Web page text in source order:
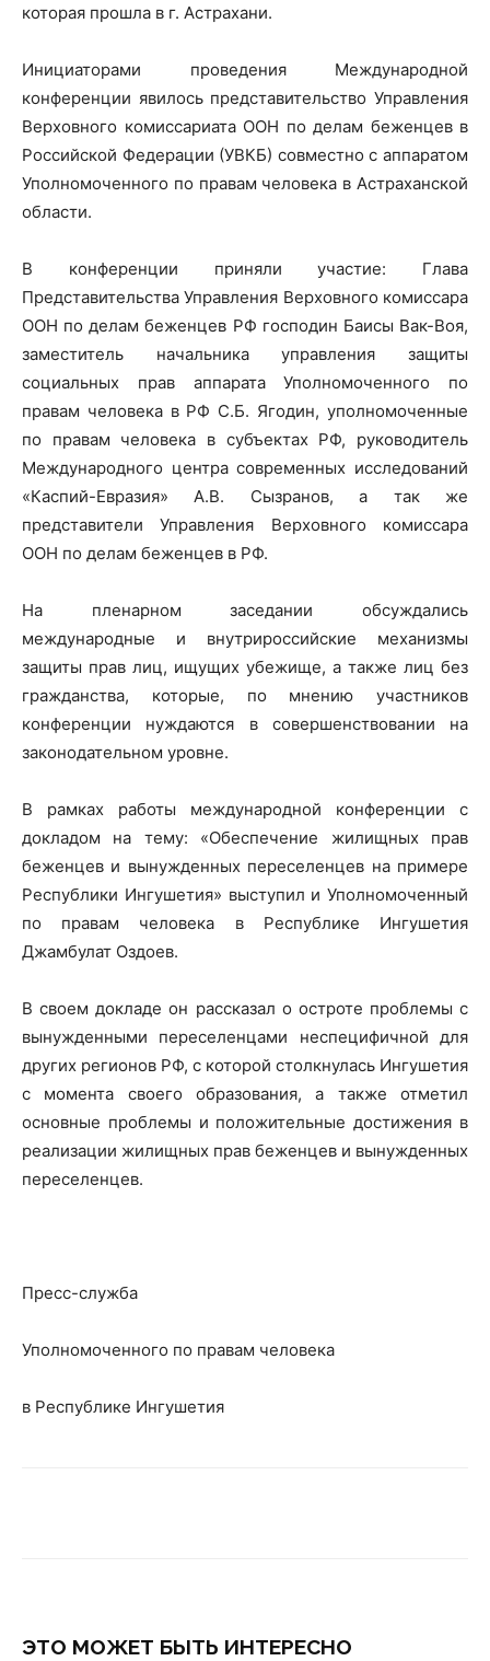
которая прошла в г. Астрахани.
Инициаторами проведения Международной
конференции явилось представительство Управления
Верховного комиссариата ООН по делам беженцев в
Российской Федерации (УВКБ) совместно с аппаратом
Уполномоченного по правам человека в Астраханской
области.
В конференции приняли участие: Глава
Представительства Управления Верховного комиссара
ООН по делам беженцев РФ господин Баисы Вак-Воя,
заместитель начальника управления защиты
социальных прав аппарата Уполномоченного по
правам человека в РФ С.Б. Ягодин, уполномоченные
по правам человека в субъектах РФ, руководитель
Международного центра современных исследований
«Каспий-Евразия» А.В. Сызранов, а так же
представители Управления Верховного комиссара
ООН по делам беженцев в РФ.
На пленарном заседании обсуждались
международные и внутрироссийские механизмы
защиты прав лиц, ищущих убежище, а также лиц без
гражданства, которые, по мнению участников
конференции нуждаются в совершенствовании на
законодательном уровне.
В рамках работы международной конференции с
докладом на тему: «Обеспечение жилищных прав
беженцев и вынужденных переселенцев на примере
Республики Ингушетия» выступил и Уполномоченный
по правам человека в Республике Ингушетия
Джамбулат Оздоев.
В своем докладе он рассказал о остроте проблемы с
вынужденными переселенцами неспецифичной для
других регионов РФ, с которой столкнулась Ингушетия
с момента своего образования, а также отметил
основные проблемы и положительные достижения в
реализации жилищных прав беженцев и вынужденных
переселенцев.
Пресс-служба
Уполномоченного по правам человека
в Республике Ингушетия
ЭТО МОЖЕТ БЫТЬ ИНТЕРЕСНО